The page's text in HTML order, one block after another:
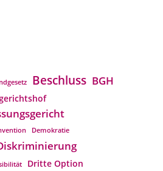
Beschluss BGH
Demokratie
Dritte Option